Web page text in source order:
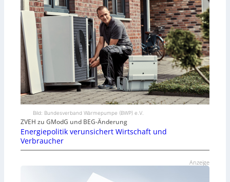
Bild: Bundesverband Wärmepumpe (BWP) e.V.
ZVEH zu GModG und BEG-Änderung
Energiepolitik verunsichert Wirtschaft und
Verbraucher
Anzeige